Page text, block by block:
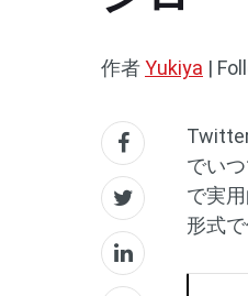
作者Yukiya |
でい
で実
形式